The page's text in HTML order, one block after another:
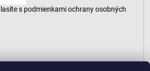
s podmienkami ochrany osobných